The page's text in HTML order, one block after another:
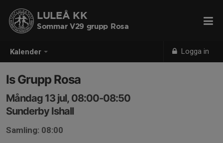
Kalender Logga in
LULEÅ KK
Sommar V29 grupp Rosa
Is Grupp Rosa
Måndag 13 jul, 08:00-08:50
Sunderby Ishall
Samling: 08:00